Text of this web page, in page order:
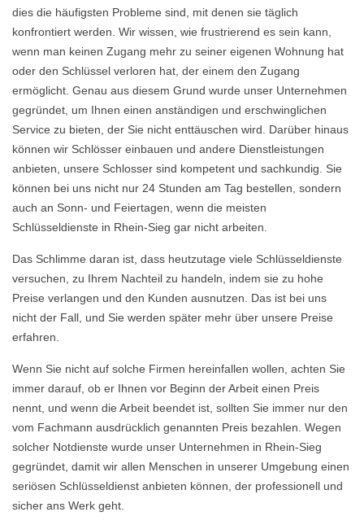
dies die häufigsten Probleme sind, mit denen sie täglich
konfrontiert werden. Wir wissen, wie frustrierend es sein kann,
wenn man keinen Zugang mehr zu seiner eigenen Wohnung hat
oder den Schlüssel verloren hat, der einem den Zugang
ermöglicht. Genau aus diesem Grund wurde unser Unternehmen
gegründet, um Ihnen einen anständigen und erschwinglichen
Service zu bieten, der Sie nicht enttäuschen wird. Darüber hinaus
können wir Schlösser einbauen und andere Dienstleistungen
anbieten, unsere Schlosser sind kompetent und sachkundig. Sie
können bei uns nicht nur 24 Stunden am Tag bestellen, sondern
auch an Sonn- und Feiertagen, wenn die meisten
Schlüsseldienste in Rhein-Sieg gar nicht arbeiten.
Das Schlimme daran ist, dass heutzutage viele Schlüsseldienste
versuchen, zu Ihrem Nachteil zu handeln, indem sie zu hohe
Preise verlangen und den Kunden ausnutzen. Das ist bei uns
nicht der Fall, und Sie werden später mehr über unsere Preise
erfahren.
Wenn Sie nicht auf solche Firmen hereinfallen wollen, achten Sie
immer darauf, ob er Ihnen vor Beginn der Arbeit einen Preis
nennt, und wenn die Arbeit beendet ist, sollten Sie immer nur den
vom Fachmann ausdrücklich genannten Preis bezahlen. Wegen
solcher Notdienste wurde unser Unternehmen in Rhein-Sieg
gegründet, damit wir allen Menschen in unserer Umgebung einen
seriösen Schlüsseldienst anbieten können, der professionell und
sicher ans Werk geht.